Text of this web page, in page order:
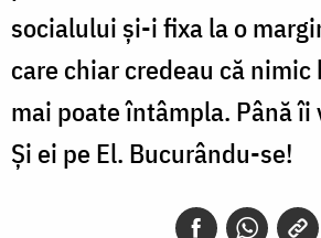
socialului și-i fixa la o
care chiar credeau că nimic
mai poate întâmpla. Până îi
Și ei pe El. Bucurându-se!